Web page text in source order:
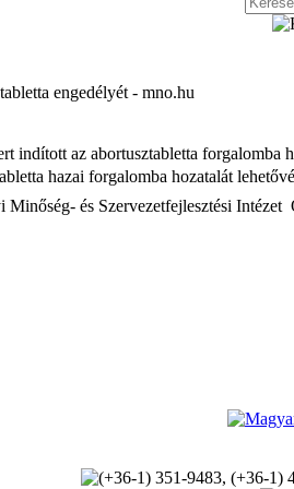
engedélyét - mno.hu
indított az abortusztabletta forgalomba
hazai forgalomba hozatalát
és Szervezetfejlesztési Intézet